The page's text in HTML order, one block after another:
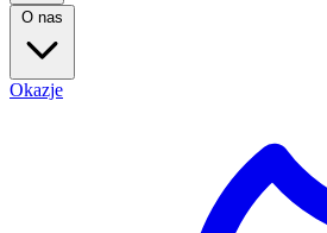
O nas
Okazje